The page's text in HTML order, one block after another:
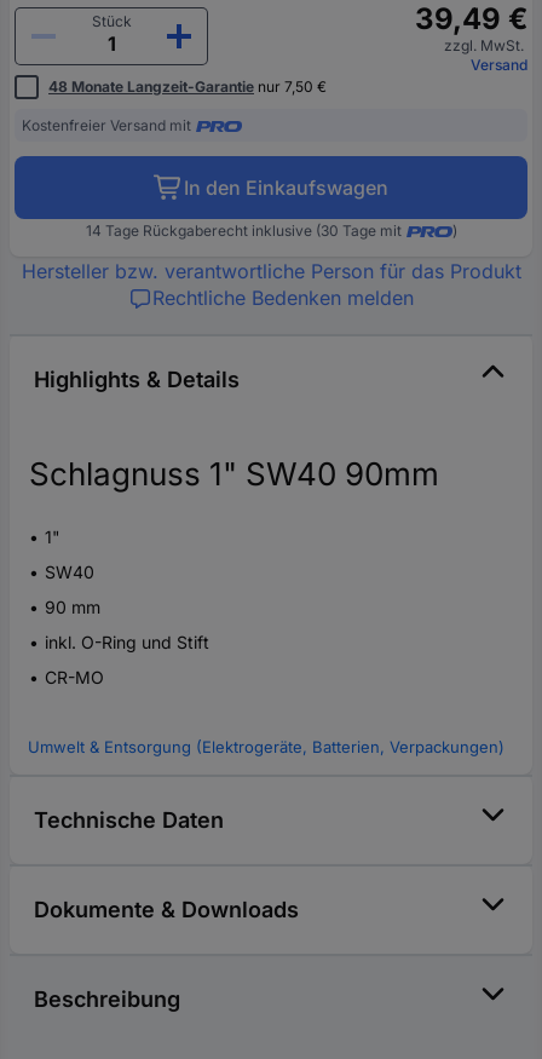
Stück
39,49 €
zzgl. MwSt.
Versand
48 Monate Langzeit-Garantie nur 7,50 €
Kostenfreier Versand mit
In den Einkaufswagen
14 Tage Rückgaberecht inklusive (30 Tage mit )
Hersteller bzw. verantwortliche Person für das Produkt
Rechtliche Bedenken melden
Highlights & Details
Schlagnuss 1" SW40 90mm
1"
SW40
90 mm
inkl. O-Ring und Stift
CR-MO
Umwelt & Entsorgung (Elektrogeräte, Batterien, Verpackungen)
Technische Daten
Dokumente & Downloads
Beschreibung